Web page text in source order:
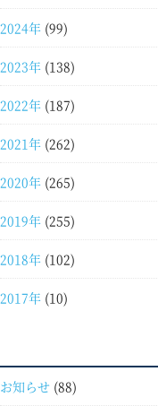
2024年 (99)
2023年 (138)
2022年 (187)
2021年 (262)
2020年 (265)
2019年 (255)
2018年 (102)
2017年 (10)
お知らせ (88)